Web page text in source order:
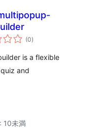
(0個
の
価
)
is a flexible
and
10未満